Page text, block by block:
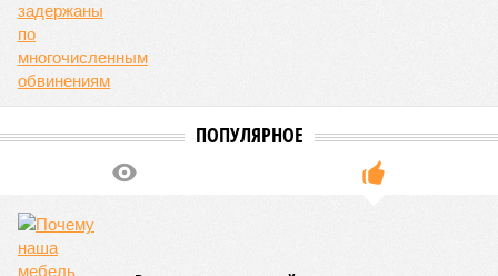
индийского штата Западная Бенгалия. Шторма унесли
жизни полумиллиона человек.
Кажется, стремящаяся сохранить свою чистоту природа
планомерно подтачивала их демографию. А как ещё
объяснить то, что в топ-10 природных катастроф почти все
Пакистане, Бангладеш и Турции? Что характерно, Россию и
Европу подобные катастрофы никогда не затрагивали,
здесь беды были другими, включая массовый голод и